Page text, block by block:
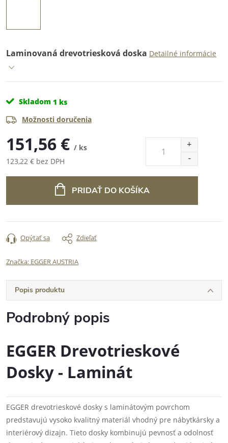
Laminovaná drevotriesková doska Detailné informácie
Skladom 1 ks
Možnosti doručenia
151,56 € / ks
123,22 € bez DPH
PRIDAŤ DO KOŠÍKA
Opýtať sa Zdieľať
Značka: EGGER AUSTRIA
Popis produktu
Podrobný popis
EGGER Drevotrieskové
Dosky - Laminát
EGGER drevotrieskové dosky s laminátovým povrchom
predstavujú vysoko kvalitný materiál vhodný pre nábytkársky a
interiérový dizajn. Tieto dosky kombinujú pevnosť a odolnosť